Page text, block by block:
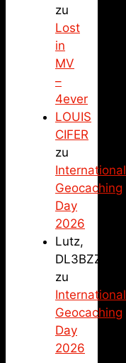
zu
Lost
in
MV
–
4ever
LOUIS
CIFER
zu
International
Geocaching
Day
2026
Lutz,
DL3BZZ
zu
International
Geocaching
Day
2026